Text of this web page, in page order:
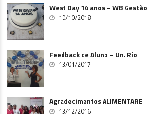
West Day 14 anos – WB Gestão
10/10/2018
Feedback de Aluno – Un. Rio
13/01/2017
Agradecimentos ALIMENTARE
13/12/2016